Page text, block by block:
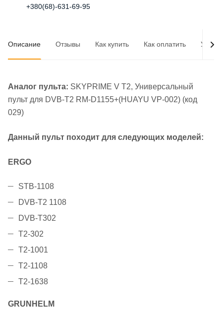
+380(68)-631-69-95
Описание Отзывы Как купить Как оплатить
Аналог пульта: SKYPRIME V T2, Универсальный
пульт для DVB-T2 RM-D1155+(HUAYU VP-002) (код
029)
Данный пульт походит для следующих моделей:
ERGO
STB-1108
DVB-T2 1108
DVB-T302
T2-302
T2-1001
T2-1108
T2-1638
GRUNHELM